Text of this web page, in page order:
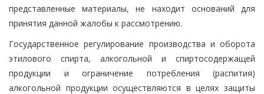
представленные материалы, не находит оснований для
принятия данной жалобы к рассмотрению.
Государственное регулирование производства и оборота
этилового спирта, алкогольной и спиртосодержащей
продукции и ограничение потребления (распития)
алкогольной продукции осуществляются в целях защиты